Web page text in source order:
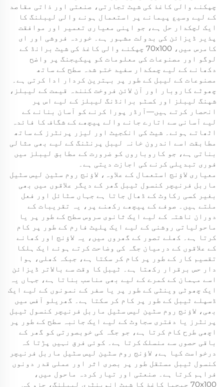
چپکنے والی کاغذ کی شیٹ تجارتی، صنعتی اور ذاتی مقاصد
کے لیے وسیع پیمانے پر استعمال ہونے والی لیبلنگ کا
ایک لچکدار حل ہے، جو اپنی معیاری تعمیر اور موافقت
پذیر ڈیزائن کی بدولت مشہور ہے۔ خوردہ فروشی اور ای
کامرس میں، 70x100 چپکنے والی کاغذ کی شیٹ برانڈ کے
لوگو اور مصنوعات کی معلومات کو پیکیجنگ پر واضح
دکھانے کے لیے چمکدار سفید ختم شدہ سطح کے ساتھ
مصنوعات کے لیبل کے طور پر بہترین کردار ادا کرتی ہے۔
چھوٹے کاروبار اور آن لائن فروخت کنندہ قیمت کے لیبلز،
شپنگ لیبلز اور کسٹم برانڈنگ لیبلز کے لیے اس پر
انحصار کرتے ہیں—آرڈر پورا کرنے کو آسان بنانے کے
لیے آسانی سے اتارے جانے والے پیچھے کے شگاف کا فائدہ
اٹھاتے ہوئے۔ شیٹ کی انکجیٹ اور لیزر پرنٹرز کے ساتھ
مطابقت اسے اندرون خانہ لیبل پرنٹنگ کے لیے بھی مثالی
بناتی ہے، جو کاروباروں کو ضرورت کے مطابق لیبلز میں
فوری تبدیلی کرنے کی اجازت دیتی ہے۔
معیاری لاؤنج استعمال کے علاوہ، لاؤنج روم سٹین لیس سٹیل
ماربل فرنیچر کنسول ٹیبل گھر کے دیگر علاقوں میں بھی
بغیر کسی رکاوٹ کے ڈھال جاتا ہے جہاں سٹائل اور فعل
ملتے ہیں۔ صوفے کے پیچھے رکھنے پر، یہ تقریبات کے
دوران ناشتہ کے لیے ایک ثانوی سروس سطح کے طور پر یا
ماحولیاتی روشنی کے لیے ایک پلیٹ فارم کے طور پر کام
کرتا ہے۔ کھلے تصور کے گھروں میں، یہ لاؤنج اور کھانے
کے علاقوں کے درمیان جگہ کی وضاحت کرتے ہوئے ایک ہلکا
تقسیم کار کے طور پر کام کر سکتا ہے، جبکہ کھلی، ہوا
دار حس برقرار رکھتا ہے۔ ٹیبل کا وقت سے بالاتر ڈیزائن
اسے مہمان کے کمرے کے لیے بھی مناسب بناتا ہے، جہاں یہ
ایک چھوٹی وینٹی کے طور پر یا سفر کے نمونوں کے لیے ایک
ڈسپلے ٹیبل کے طور پر کام کر سکتا ہے۔ گھریلو آفس میں
بھی، لاؤنج روم سٹین لیس سٹیل ماربل فرنیچر کنسول ٹیبل
پرنٹرز یا دفتری سجاوٹ کے لیے ایک جانبہ سطح کے طور پر
اچھی طرح کام کرتا ہے، جو جگہ کی خوبصورتی کو گھر کے
باقی حصوں سے منسلک کرتا ہے۔ کوئی فرق نہیں پڑتا کہ
درخواست کیا ہے، لاؤنج روم سٹین لیس سٹیل ماربل فرنیچر
کنسول ٹیبل مستقل طور پر بصری اثر اور عملی قدر دونوں
فراہم کرتا ہے۔ صنعتی اور تیار کردہ ماحول میں،
70x100 چپچپا کاغذ کا شیٹ انوینٹری لیبلنگ، جزو کی